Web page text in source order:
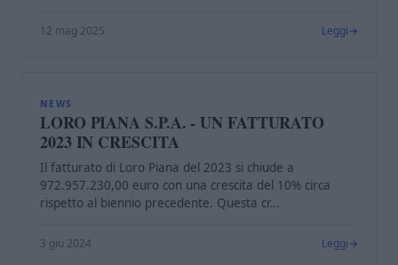
12 mag 2025 Leggi
NEWS
LORO PIANA S.P.A. - UN FATTURATO
2023 IN CRESCITA
Il fatturato di Loro Piana del 2023 si chiude a
972.957.230,00 euro con una crescita del 10% circa
rispetto al biennio precedente. Questa cr…
3 giu 2024 Leggi